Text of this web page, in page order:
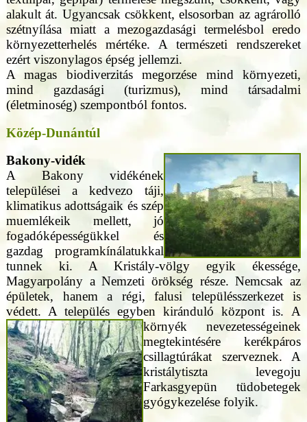
alakult át. Ugyancsak csökkent, elsosorban az agrárolló
szétnyílása miatt a mezogazdasági termelésbol eredo
környezetterhelés mértéke. A természeti rendszereket
ezért viszonylagos épség jellemzi.
A magas biodiverzitás megorzése mind környezeti,
mind gazdasági (turizmus), mind társadalmi
(életminoség) szempontból fontos.
Közép-Dunántúl
Bakony-vidék
A Bakony vidékének
települései a kedvezo táji,
klimatikus adottságaik és szép
muemlékeik mellett, jó
fogadóképességükkel és
gazdag programkínálatukkal
tunnek ki. A Kristály-völgy egyik ékessége,
Magyarpolány a Nemzeti örökség része. Nemcsak az
épületek, hanem a régi, falusi településszerkezet is
védett. A település egyben kiránduló központ is. A
környék nevezetességeinek
megtekintésére kerékpáros
csillagtúrákat szerveznek. A
kristálytiszta levegoju
Farkasgyepün tüdobetegek
gyógykezelése folyik.